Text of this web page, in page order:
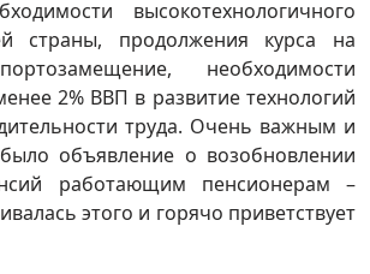
высокотехнологичного
страны, продолжения курса на
необходимости
2% ВВП в развитие технологий
труда. Очень важным и
объявление о возобновлении
работающим пенсионерам –
этого и горячо приветствует